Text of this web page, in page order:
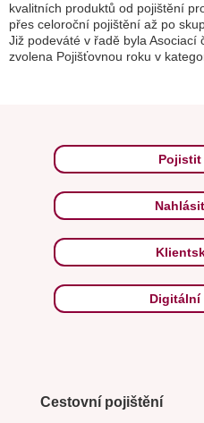
kvalitních produktů od pojištění
přes celoroční pojištění až po
Již podeváté v řadě byla Asociací
zvolena Pojišťovnou roku v
Digitální
Cestovní pojištění